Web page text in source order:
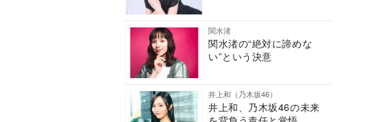
関水渚
関水渚の“絶対に諦めな
い”という決意
井上和（乃木坂46）
井上和、乃木坂46の未来